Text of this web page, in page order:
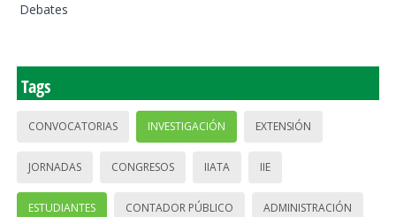
Debates
Tags
CONVOCATORIAS INVESTIGACIÓN EXTENSIÓN
JORNADAS CONGRESOS IIATA IIE
ESTUDIANTES CONTADOR PÚBLICO ADMINISTRACIÓN